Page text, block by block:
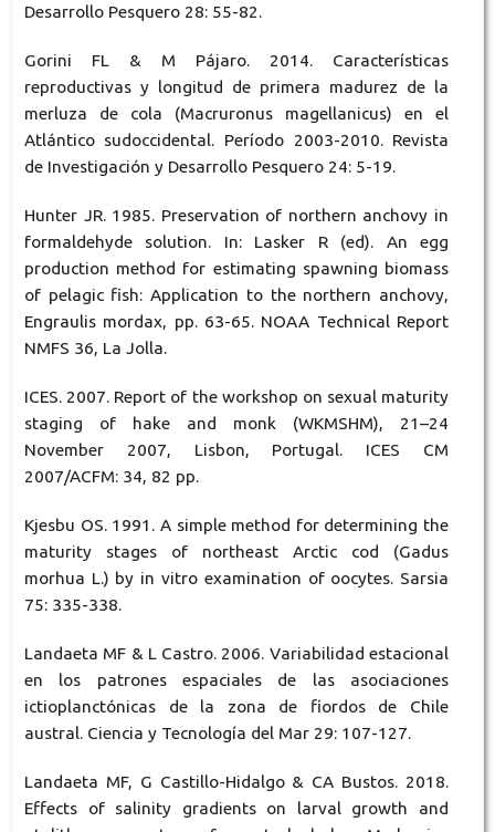
Desarrollo Pesquero 28: 55-82.
Gorini FL & M Pájaro. 2014. Características
reproductivas y longitud de primera madurez de la
merluza de cola (Macruronus magellanicus) en el
Atlántico sudoccidental. Período 2003-2010. Revista
de Investigación y Desarrollo Pesquero 24: 5-19.
Hunter JR. 1985. Preservation of northern anchovy in
formaldehyde solution. In: Lasker R (ed). An egg
production method for estimating spawning biomass
of pelagic fish: Application to the northern anchovy,
Engraulis mordax, pp. 63-65. NOAA Technical Report
NMFS 36, La Jolla.
ICES. 2007. Report of the workshop on sexual maturity
staging of hake and monk (WKMSHM), 21–24
November 2007, Lisbon, Portugal. ICES CM
2007/ACFM: 34, 82 pp.
Kjesbu OS. 1991. A simple method for determining the
maturity stages of northeast Arctic cod (Gadus
morhua L.) by in vitro examination of oocytes. Sarsia
75: 335-338.
Landaeta MF & L Castro. 2006. Variabilidad estacional
en los patrones espaciales de las asociaciones
ictioplanctónicas de la zona de fiordos de Chile
austral. Ciencia y Tecnología del Mar 29: 107-127.
Landaeta MF, G Castillo-Hidalgo & CA Bustos. 2018.
Effects of salinity gradients on larval growth and